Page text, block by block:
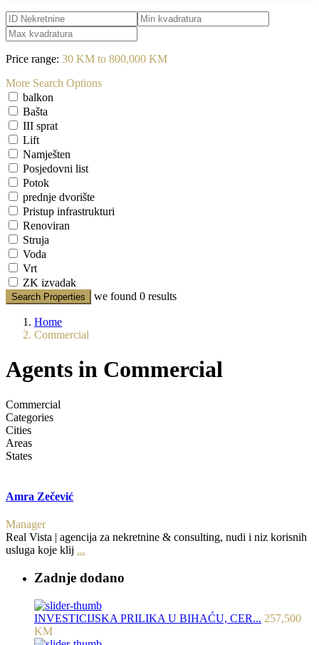
Price range: 30 KM to 800,000 KM
More Search Options
balkon
Bašta
III sprat
Lift
Namješten
Posjedovni list
Potok
prednje dvorište
Pristup infrastrukturi
Renoviran
Struja
Voda
Vrt
ZK izvadak
Search Properties we found 0 results
Home
Commercial
Agents in Commercial
Commercial
Categories
Cities
Areas
States
Amra Zečević
Manager
Real Vista | agencija za nekretnine & consulting, nudi i niz korisnih
usluga koje klij ...
Zadnje dodano
INVESTICIJSKA PRILIKA U BIHAĆU, CER... 257,500
KM